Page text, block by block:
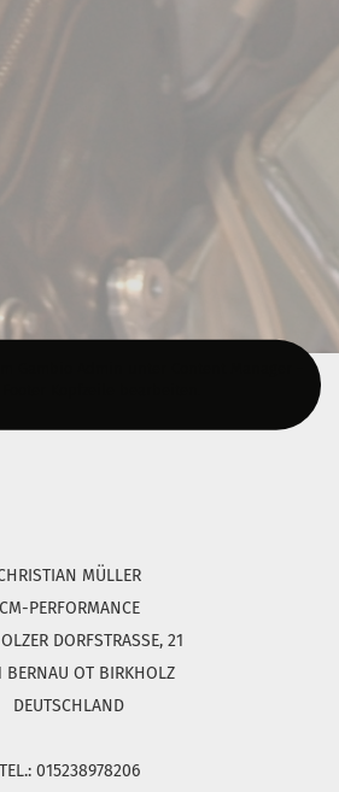
MÜLLER
CM-PERFORMANCE
DORFSTRASSE, 21
BERNAU OT BIRKHOLZ
DEUTSCHLAND
TEL.: 015238978206